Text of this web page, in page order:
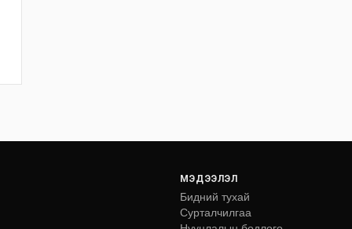
МЭДЭЭЛЭЛ
Бидний тухай
Сурталчилгаа